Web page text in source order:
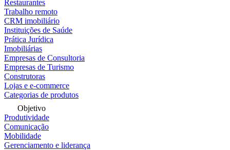
Restaurantes
Trabalho remoto
CRM imobiliário
Instituições de Saúde
Prática Jurídica
Imobiliárias
Empresas de Consultoria
Empresas de Turismo
Construtoras
Lojas e e-commerce
Categorias de produtos
Objetivo
Produtividade
Comunicação
Mobilidade
Gerenciamento e liderança